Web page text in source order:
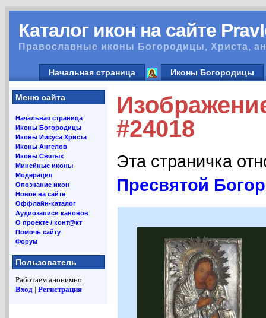
Каталог икон на сайте
Православные иконы Богородицы, Христа,
Начальная страница Иконы Богородицы
Меню сайта
Начальная страница
Иконы Богородицы
Иконы Иисуса Христа
Иконы Ангелов
Иконы Святых
Минейные иконы
Модерация
Опознание икон
Новое на сайте
Оффлайн-каталог
Аудиозаписи канонов
О проекте / конт@кт
Помочь сайту
Форум
Пользователь
Работаем анонимно.
Вход | Регистрация
#24018
Эта страничка
Пресвятой